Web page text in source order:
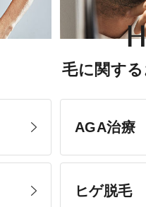
毛に関す
AGA治療
ヒゲ脱毛